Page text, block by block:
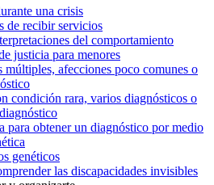
una crisis
de recibir servicios
del comportamiento
justicia para menores
múltiples, afecciones poco comunes o
condición rara, varios diagnósticos o
para obtener un diagnóstico por medio
genéticos
las discapacidades invisibles